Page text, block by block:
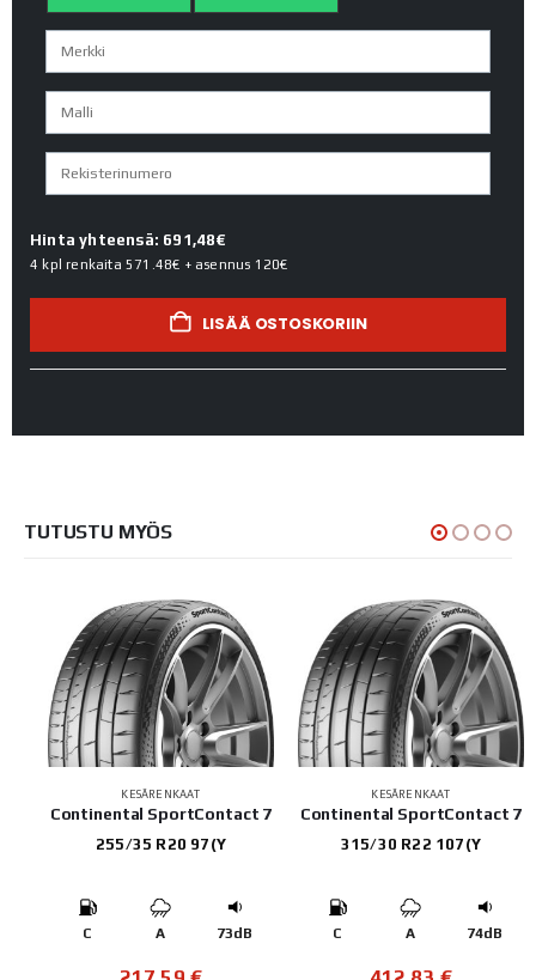
Hinta yhteensä: 691,48€
4 kpl renkaita 571.48€ + asennus 120€
LISÄÄ OSTOSKORIIN
TUTUSTU MYÖS
KESÄRENKAAT
Continental SportContact 7
255/35 R20 97(Y
C A 73dB
KESÄRENKAAT
Continental SportContact 7
315/30 R22 107(Y
C A 74dB